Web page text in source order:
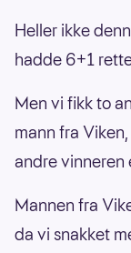
Heller ikke
hadde 6+1
Men vi fikk to
mann fra
andre vinneren
Mannen fra
da vi snakket